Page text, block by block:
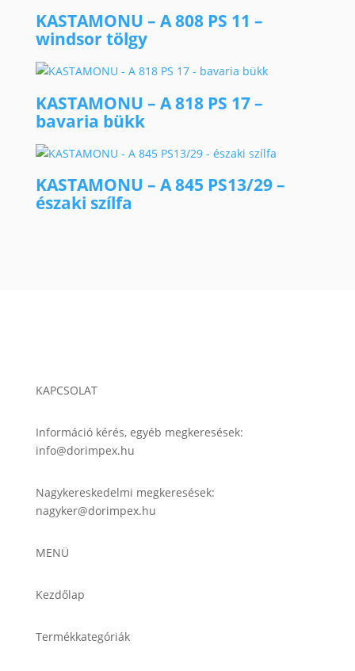
KASTAMONU – A 808 PS 11 –
windsor tölgy
KASTAMONU – A 818 PS 17 –
bavaria bükk
KASTAMONU – A 845 PS13/29 –
északi szílfa
KAPCSOLAT
Információ kérés, egyéb megkeresések:
info@dorimpex.hu
Nagykereskedelmi megkeresések:
nagyker@dorimpex.hu
MENÜ
Kezdőlap
Termékkategóriák